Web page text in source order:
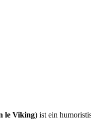
le Viking) ist ein